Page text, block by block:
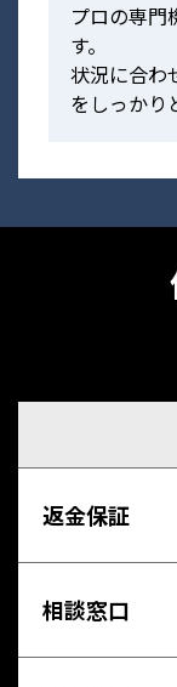
プロの専門
す。
状況に合わ
をしっかり
返金保証
相談窓口